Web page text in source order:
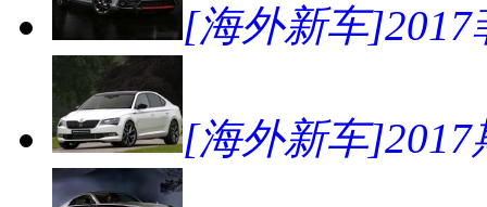
[海外新车]2017
[海外新车]2017